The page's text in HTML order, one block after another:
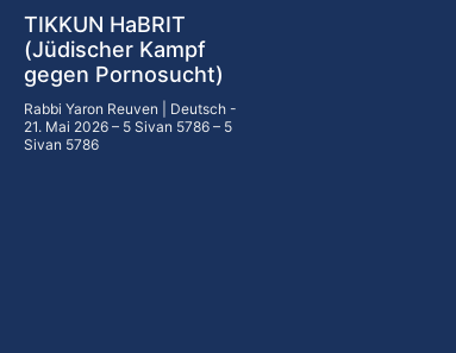
TIKKUN HaBRIT
(Jüdischer Kampf
gegen Pornosucht)
Rabbi Yaron Reuven | Deutsch
21. Mai 2026 – 5 Sivan 5786 – 5
Sivan 5786